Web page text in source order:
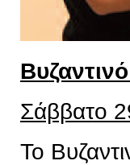
Σάββατο
Το